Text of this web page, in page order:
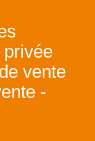
privée
vente
-